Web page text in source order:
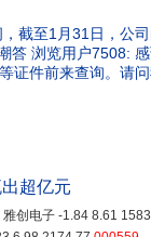
截至1月31日，公
答 浏览用户7508:
证件前来查询。请
超亿元
创电子 -1.84 8.61